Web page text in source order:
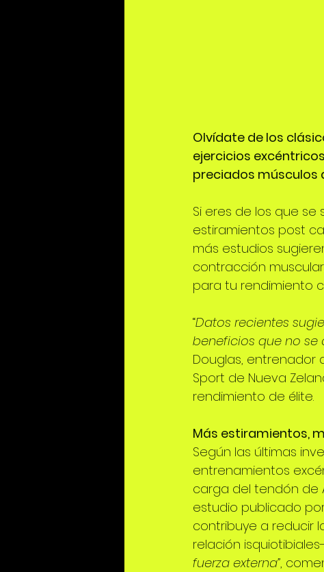
Olvídate de los
ejercicios
preciados músculos
Si eres de los que
estiramientos post
más estudios
contracción
para tu rendimiento
“Datos recientes
beneficios que no se
Douglas, entrenador
Sport de Nueva
rendimiento de élite.
Más estiramientos,
Según las últimas
entrenamientos
carga del tendón de
estudio publicado
contribuye a reducir
relación
fuerza externa”,